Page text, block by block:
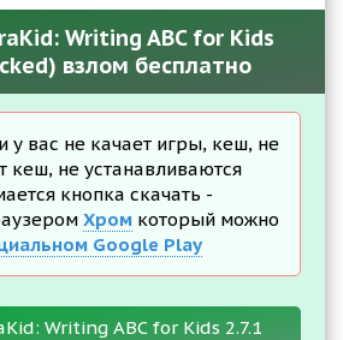
Writing ABC for Kids
взлом бесплатно
у вас не качает игры, кеш, не
кеш, не устанавливаются
кнопка скачать -
Хром который можно
Google Play
Writing ABC for Kids 2.7.1